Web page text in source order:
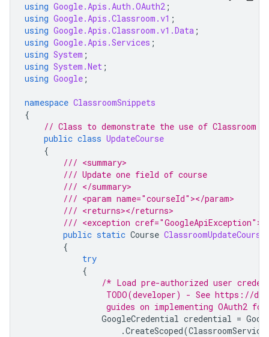
using Google.Apis.Auth.OAuth2 ;
using Google.Apis.Classroom.v1 ;
using Google.Apis.Classroom.v1.Data ;
using Google.Apis.Services ;
using System ;
using System.Net ;
using Google ;
namespace ClassroomSnippets
{
// Class to demonstrate the use of Classroom
public class UpdateCourse
{
/// <summary>
/// Update one field of course
/// </summary>
/// <param name="courseId"></param>
/// <returns></returns>
/// <exception
public static Course ClassroomUpdateCourse
{
try
{
/* Load pre-authorized user
TODO(developer) - See https://
guides on implementing OAuth2
GoogleCredential credential =
.CreateScoped(ClassroomService